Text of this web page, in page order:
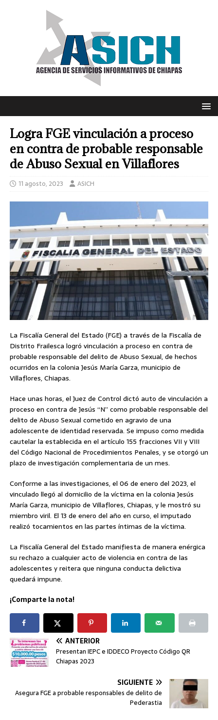
Logra FGE vinculación a proceso
en contra de probable responsable
de Abuso Sexual en Villaflores
11 agosto, 2023 ASICH
La Fiscalía General del Estado (FGE) a través de la Fiscalía de
Distrito Frailesca logró vinculación a proceso en contra de
probable responsable del delito de Abuso Sexual, de hechos
ocurridos en la colonia Jesús María Garza, municipio de
Villaflores, Chiapas.
Hace unas horas, el Juez de Control dictó auto de vinculación a
proceso en contra de Jesús “N” como probable responsable del
delito de Abuso Sexual cometido en agravio de una
adolescente de identidad reservada. Se impuso como medida
cautelar la establecida en el artículo 155 fracciones VII y VIII
del Código Nacional de Procedimientos Penales, y se otorgó un
plazo de investigación complementaria de un mes.
Conforme a las investigaciones, el 06 de enero del 2023, el
vinculado llegó al domicilio de la víctima en la colonia Jesús
María Garza, municipio de Villaflores, Chiapas, y le mostró su
miembro viril. El 13 de enero del año en curso, el imputado
realizó tocamientos en las partes íntimas de la víctima.
La Fiscalía General del Estado manifiesta de manera enérgica
su rechazo a cualquier acto de violencia en contra de las
adolescentes y reitera que ninguna conducta delictiva
quedará impune.
¡Comparte la nota!
ANTERIOR
Presentan IEPC e IDDECO Proyecto Código QR
Chiapas 2023
SIGUIENTE
Asegura FGE a probable responsables de delito de
Pederastia